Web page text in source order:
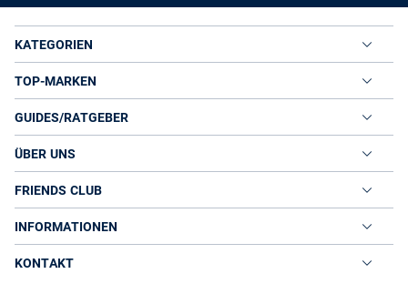
KATEGORIEN
TOP-MARKEN
GUIDES/RATGEBER
ÜBER UNS
FRIENDS CLUB
INFORMATIONEN
KONTAKT